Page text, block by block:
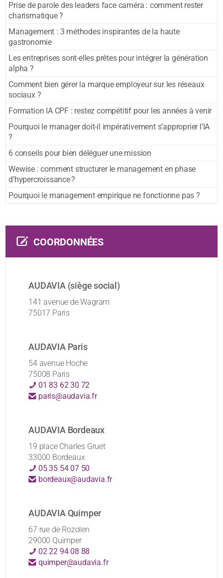
Prise de parole des leaders face caméra : comment rester
charismatique ?
Management : 3 méthodes inspirantes de la haute
gastronomie
Les entreprises sont-elles prêtes pour intégrer la génération
alpha ?
Comment bien gérer la marque employeur sur les réseaux
sociaux ?
Formation IA CPF : restez compétitif pour les années à venir
Pourquoi le manager doit-il impérativement s’approprier l’IA
?
6 conseils pour bien déléguer une mission
Wewise : comment structurer le management en phase
d’hypercroissance ?
Pourquoi le management empirique ne fonctionne pas ?
COORDONNÉES
AUDAVIA (siège social)
141 avenue de Wagram
75017 Paris
AUDAVIA Paris
54 avenue Hoche
75008 Paris
01 83 62 30 72
paris@audavia.fr
AUDAVIA Bordeaux
19 place Charles Gruet
33000 Bordeaux
05 35 54 07 50
bordeaux@audavia.fr
AUDAVIA Quimper
67 rue de Rozolen
29000 Quimper
02 22 94 08 88
quimper@audavia.fr